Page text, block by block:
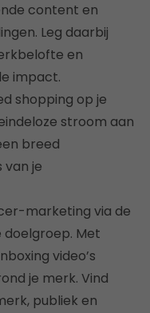
content en
Leg daarbij
en
impact.
shopping op je
stroom aan
breed
je
marketing via de
doelgroep. Met
video’s
je merk. Vind
publiek en